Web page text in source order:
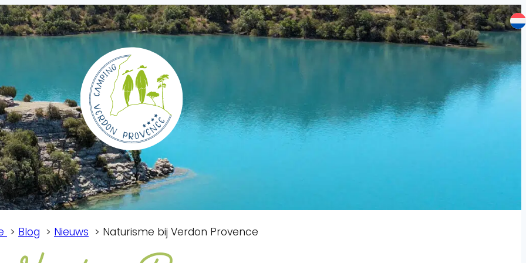
Blog Nieuws Naturisme bij Verdon Provence